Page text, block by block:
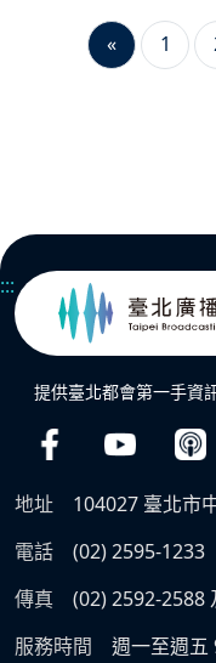
« 1
:::
提供臺北都會第一手資
地址
104027 臺北市
電話
(02) 2595-1233
傳真
(02) 2592-2588
服務時間
週一至週五